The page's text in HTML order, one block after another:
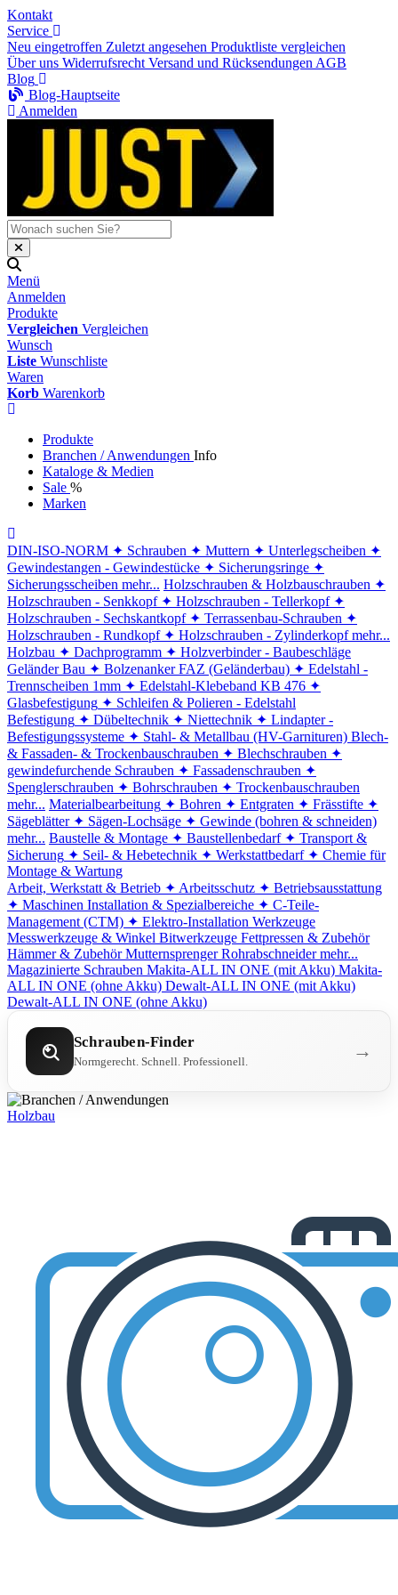
Kontakt
Service
Neu eingetroffen Zuletzt angesehen Produktliste vergleichen
Über uns Widerrufsrecht Versand und Rücksendungen AGB
Blog
Blog-Hauptseite
Anmelden
Menü
Anmelden
Produkte
Vergleichen Vergleichen
Wunsch
Liste Wunschliste
Waren
Korb Warenkorb
Produkte
Branchen / Anwendungen Info
Kataloge & Medien
Sale %
Marken
DIN-ISO-NORM ✦ Schrauben ✦ Muttern ✦ Unterlegscheiben ✦
Gewindestangen - Gewindestücke ✦ Sicherungsringe ✦
Sicherungsscheiben mehr... Holzschrauben & Holzbauschrauben ✦
Holzschrauben - Senkkopf ✦ Holzschrauben - Tellerkopf ✦
Holzschrauben - Sechskantkopf ✦ Terrassenbau-Schrauben ✦
Holzschrauben - Rundkopf ✦ Holzschrauben - Zylinderkopf mehr...
Holzbau ✦ Dachprogramm ✦ Holzverbinder - Baubeschläge
Geländer Bau ✦ Bolzenanker FAZ (Geländerbau) ✦ Edelstahl -
Trennscheiben 1mm ✦ Edelstahl-Klebeband KB 476 ✦
Glasbefestigung ✦ Schleifen & Polieren - Edelstahl
Befestigung ✦ Dübeltechnik ✦ Niettechnik ✦ Lindapter -
Befestigungssysteme ✦ Stahl- & Metallbau (HV-Garnituren) Blech-
& Fassaden- & Trockenbauschrauben ✦ Blechschrauben ✦
gewindefurchende Schrauben ✦ Fassadenschrauben ✦
Spenglerschrauben ✦ Bohrschrauben ✦ Trockenbauschrauben
mehr... Materialbearbeitung ✦ Bohren ✦ Entgraten ✦ Frässtifte ✦
Sägeblätter ✦ Sägen-Lochsäge ✦ Gewinde (bohren & schneiden)
mehr... Baustelle & Montage ✦ Baustellenbedarf ✦ Transport &
Sicherung ✦ Seil- & Hebetechnik ✦ Werkstattbedarf ✦ Chemie für
Montage & Wartung
Arbeit, Werkstatt & Betrieb ✦ Arbeitsschutz ✦ Betriebsausstattung
✦ Maschinen Installation & Spezialbereiche ✦ C-Teile-
Management (CTM) ✦ Elektro-Installation Werkzeuge
Messwerkzeuge & Winkel Bitwerkzeuge Fettpressen & Zubehör
Hämmer & Zubehör Mutternsprenger Rohrabschneider mehr...
Magazinierte Schrauben Makita-ALL IN ONE (mit Akku) Makita-
ALL IN ONE (ohne Akku) Dewalt-ALL IN ONE (mit Akku)
Dewalt-ALL IN ONE (ohne Akku)
Schrauben-Finder
Normgerecht. Schnell. Professionell. →
Holzbau